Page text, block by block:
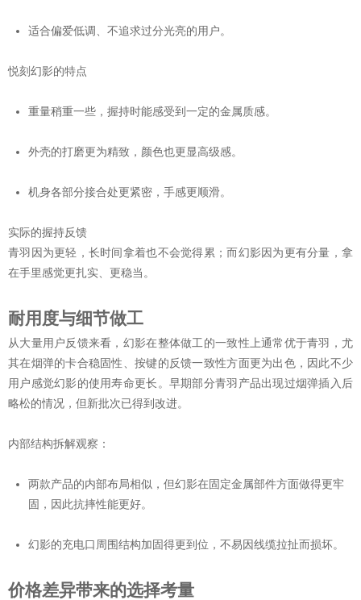
适合偏爱低调、不追求过分光亮的用户。
悦刻幻影的特点
重量稍重一些，握持时能感受到一定的金属质感。
外壳的打磨更为精致，颜色也更显高级感。
机身各部分接合处更紧密，手感更顺滑。
实际的握持反馈
青羽因为更轻，长时间拿着也不会觉得累；而幻影因为更有分量，拿
在手里感觉更扎实、更稳当。
耐用度与细节做工
从大量用户反馈来看，幻影在整体做工的一致性上通常优于青羽，尤
其在烟弹的卡合稳固性、按键的反馈一致性方面更为出色，因此不少
用户感觉幻影的使用寿命更长。早期部分青羽产品出现过烟弹插入后
略松的情况，但新批次已得到改进。
内部结构拆解观察：
两款产品的内部布局相似，但幻影在固定金属部件方面做得更牢
固，因此抗摔性能更好。
幻影的充电口周围结构加固得更到位，不易因线缆拉扯而损坏。
价格差异带来的选择考量